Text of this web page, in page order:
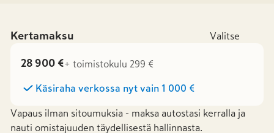
Kertamaksu Valitse
28 900 €+ toimistokulu 299 €
Käsiraha verkossa nyt vain 1 000 €
Vapaus ilman sitoumuksia - maksa autostasi kerralla ja
nauti omistajuuden täydellisestä hallinnasta.